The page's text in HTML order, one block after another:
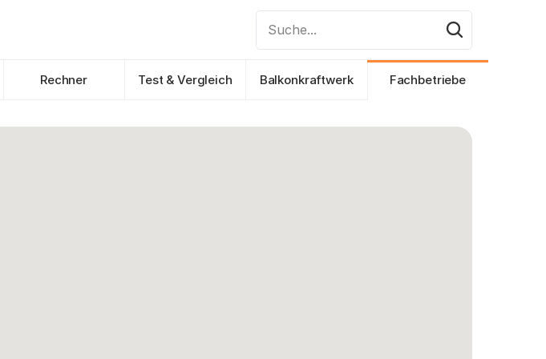
Suche...
Rechner Test & Vergleich Balkonkraftwerk Fachbetriebe